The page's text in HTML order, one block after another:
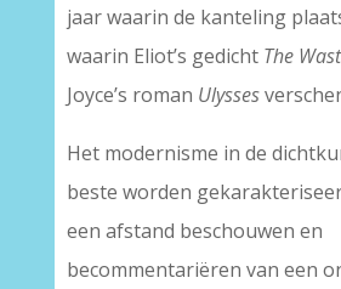
jaar waarin de kanteling
waarin Eliot’s gedicht The
Joyce’s roman Ulysses
Het modernisme in de
beste worden
een afstand beschouwen en
becommentariëren van een